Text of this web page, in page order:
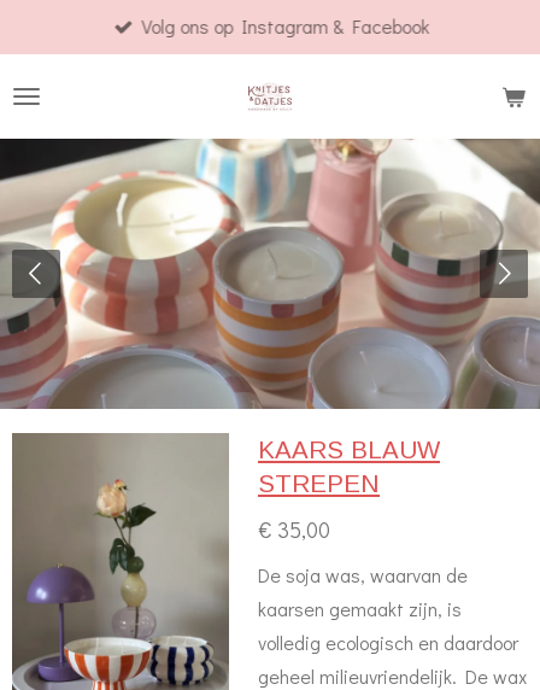
direct
naar
hoofdinhoud
Volg ons op Instagram & Facebook
KAARS BLAUW
STREPEN
€ 35,00
De soja was, waarvan de
kaarsen gemaakt zijn, is
volledig ecologisch en daardoor
geheel milieuvriendelijk. De wax